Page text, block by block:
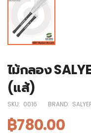
ไม้กลอง
(แส้)
SKU: 0016 BRAND:
฿780.00